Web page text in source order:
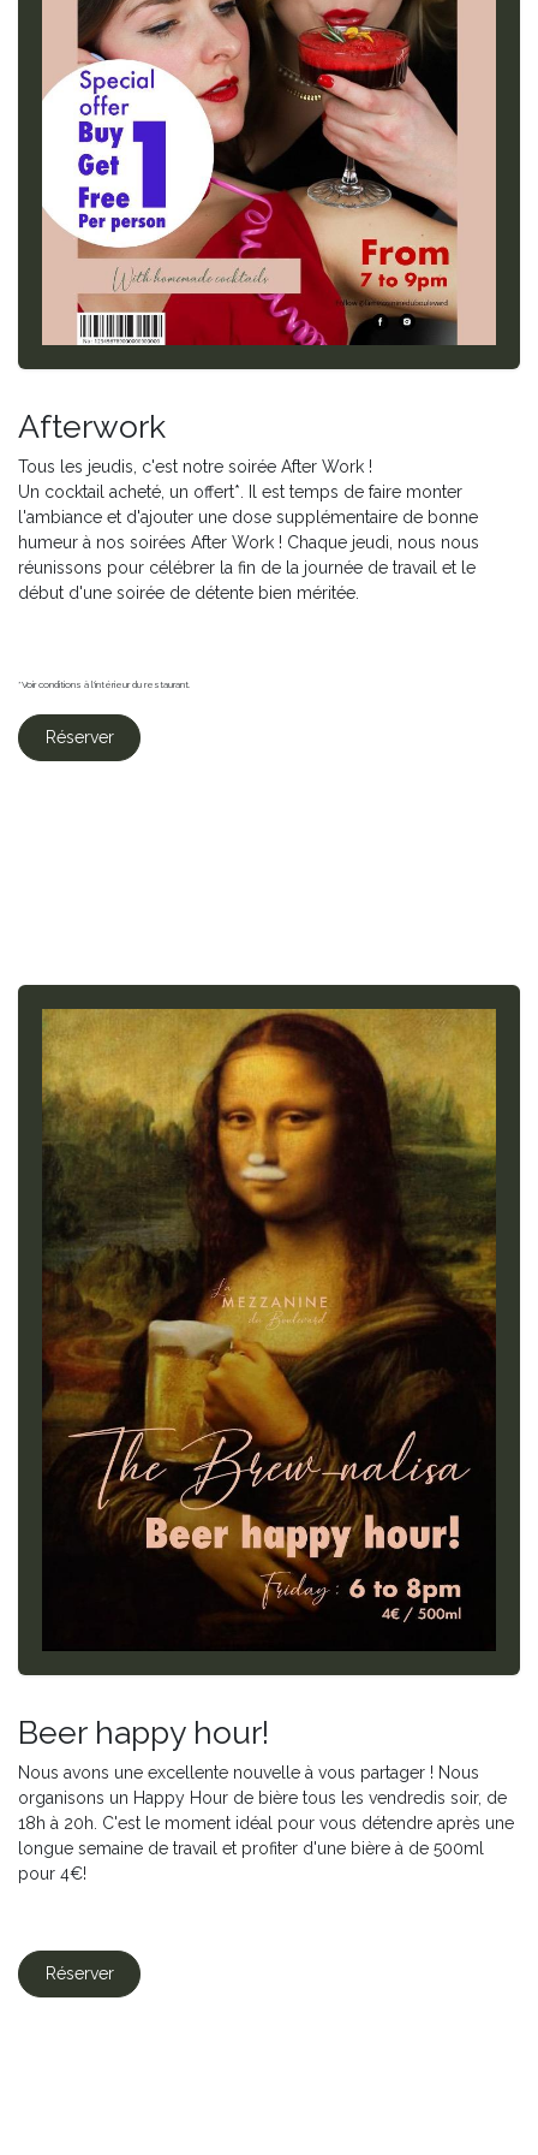
Afterwork
Tous les jeudis, c'est notre soirée After Work !
Un cocktail acheté, un offert*. Il est temps de faire monter
l'ambiance et d'ajouter une dose supplémentaire de bonne
humeur à nos soirées After Work ! Chaque jeudi, nous nous
réunissons pour célébrer la fin de la journée de travail et le
début d'une soirée de détente bien méritée.
*Voir conditions à l'intérieur du restaurant.
Réserver
Beer happy hour!
Nous avons une excellente nouvelle à vous partager ! Nous
organisons un Happy Hour de bière tous les vendredis soir, de
18h à 20h. C'est le moment idéal pour vous détendre après une
longue semaine de travail et profiter d'une bière à de 500ml
pour 4€!
Réserver